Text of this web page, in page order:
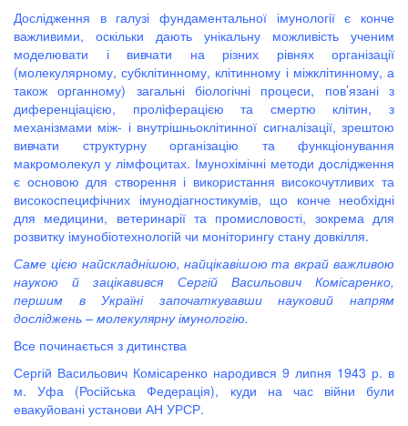
Дослідження в галузі фундаментальної імунології є конче
важливими, оскільки дають унікальну можливість ученим
моделювати і вивчати на різних рівнях організації
(молекулярному, субклітинному, клітинному і міжклітинному, а
також органному) загальні біологічні процеси, пов’язані з
диференціацією, проліферацією та смертю клітин, з
механізмами між- і внутрішньоклітинної сигналізації, зрештою
вивчати структурну організацію та функціонування
макромолекул у лімфоцитах. Імунохімічні методи дослідження
є основою для створення і використання високочутливих та
високоспецифічних імунодіагностикумів, що конче необхідні
для медицини, ветеринарії та промисловості, зокрема для
розвитку імунобіотехнологій чи моніторингу стану довкілля.
Саме цією найскладнішою, найцікавішою та вкрай важливою
наукою й зацікавився Сергій Васильович Комісаренко,
першим в Україні започаткувавши науковий напрям
досліджень – молекулярну імунологію.
Все починається з дитинства
Сергій Васильович Комісаренко народився 9 липня 1943 р. в
м. Уфа (Російська Федерація), куди на час війни були
евакуйовані установи АН УРСР.